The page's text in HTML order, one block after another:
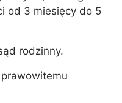
od 3 miesięcy do 5
rodzinny.